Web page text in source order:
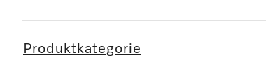
Produktkategorie